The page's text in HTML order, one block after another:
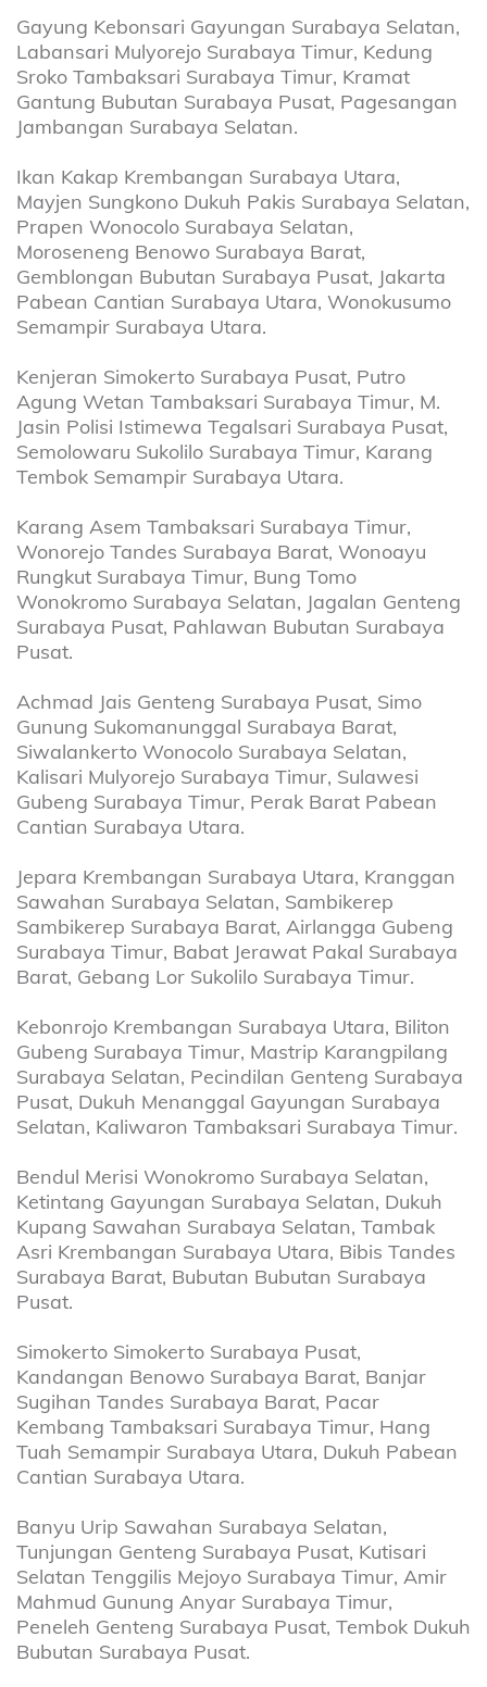
Gayung Kebonsari Gayungan Surabaya Selatan,
Labansari Mulyorejo Surabaya Timur, Kedung
Sroko Tambaksari Surabaya Timur, Kramat
Gantung Bubutan Surabaya Pusat, Pagesangan
Jambangan Surabaya Selatan.
Ikan Kakap Krembangan Surabaya Utara,
Mayjen Sungkono Dukuh Pakis Surabaya Selatan,
Prapen Wonocolo Surabaya Selatan,
Moroseneng Benowo Surabaya Barat,
Gemblongan Bubutan Surabaya Pusat, Jakarta
Pabean Cantian Surabaya Utara, Wonokusumo
Semampir Surabaya Utara.
Kenjeran Simokerto Surabaya Pusat, Putro
Agung Wetan Tambaksari Surabaya Timur, M.
Jasin Polisi Istimewa Tegalsari Surabaya Pusat,
Semolowaru Sukolilo Surabaya Timur, Karang
Tembok Semampir Surabaya Utara.
Karang Asem Tambaksari Surabaya Timur,
Wonorejo Tandes Surabaya Barat, Wonoayu
Rungkut Surabaya Timur, Bung Tomo
Wonokromo Surabaya Selatan, Jagalan Genteng
Surabaya Pusat, Pahlawan Bubutan Surabaya
Pusat.
Achmad Jais Genteng Surabaya Pusat, Simo
Gunung Sukomanunggal Surabaya Barat,
Siwalankerto Wonocolo Surabaya Selatan,
Kalisari Mulyorejo Surabaya Timur, Sulawesi
Gubeng Surabaya Timur, Perak Barat Pabean
Cantian Surabaya Utara.
Jepara Krembangan Surabaya Utara, Kranggan
Sawahan Surabaya Selatan, Sambikerep
Sambikerep Surabaya Barat, Airlangga Gubeng
Surabaya Timur, Babat Jerawat Pakal Surabaya
Barat, Gebang Lor Sukolilo Surabaya Timur.
Kebonrojo Krembangan Surabaya Utara, Biliton
Gubeng Surabaya Timur, Mastrip Karangpilang
Surabaya Selatan, Pecindilan Genteng Surabaya
Pusat, Dukuh Menanggal Gayungan Surabaya
Selatan, Kaliwaron Tambaksari Surabaya Timur.
Bendul Merisi Wonokromo Surabaya Selatan,
Ketintang Gayungan Surabaya Selatan, Dukuh
Kupang Sawahan Surabaya Selatan, Tambak
Asri Krembangan Surabaya Utara, Bibis Tandes
Surabaya Barat, Bubutan Bubutan Surabaya
Pusat.
Simokerto Simokerto Surabaya Pusat,
Kandangan Benowo Surabaya Barat, Banjar
Sugihan Tandes Surabaya Barat, Pacar
Kembang Tambaksari Surabaya Timur, Hang
Tuah Semampir Surabaya Utara, Dukuh Pabean
Cantian Surabaya Utara.
Banyu Urip Sawahan Surabaya Selatan,
Tunjungan Genteng Surabaya Pusat, Kutisari
Selatan Tenggilis Mejoyo Surabaya Timur, Amir
Mahmud Gunung Anyar Surabaya Timur,
Peneleh Genteng Surabaya Pusat, Tembok Dukuh
Bubutan Surabaya Pusat.